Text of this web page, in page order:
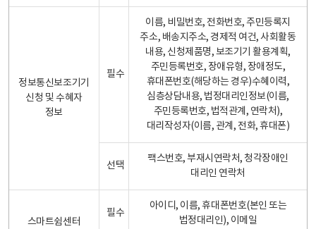
정보통신보조기기
신청 및 수혜자
정보
필수
이름, 비밀번호, 전화번호, 주민등록지
주소, 배송지주소, 경제적 여건, 사회활동
내용, 신청제품명, 보조기기 활용계획,
주민등록번호, 장애유형, 장애정도,
휴대폰번호(해당하는 경우)수혜이력,
심층상담내용, 법정대리인정보(이름,
주민등록번호, 법적관계, 연락처),
대리작성자(이름, 관계, 전화, 휴대폰)
선택
팩스번호, 부재시연락처, 청각장애인
대리인 연락처
스마트쉼센터
필수
아이디, 이름, 휴대폰번호(본인 또는
법정대리인), 이메일